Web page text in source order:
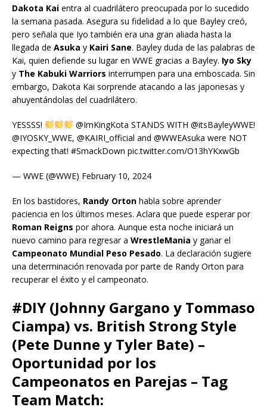
Dakota Kai entra al cuadrilátero preocupada por lo sucedido
la semana pasada. Asegura su fidelidad a lo que Bayley creó,
pero señala que Iyo también era una gran aliada hasta la
llegada de Asuka y Kairi Sane. Bayley duda de las palabras de
Kai, quien defiende su lugar en WWE gracias a Bayley. Iyo Sky
y The Kabuki Warriors interrumpen para una emboscada. Sin
embargo, Dakota Kai sorprende atacando a las japonesas y
ahuyentándolas del cuadrilátero.
YESSSS!
@ImKingKota STANDS WITH @itsBayleyWWE!
@IYOSKY_WWE, @KAIRI_official and @WWEAsuka were NOT
expecting that! #SmackDown pic.twitter.com/O13hYKxwGb
— WWE (@WWE) February 10, 2024
En los bastidores, Randy Orton habla sobre aprender
paciencia en los últimos meses. Aclara que puede esperar por
Roman Reigns por ahora. Aunque esta noche iniciará un
nuevo camino para regresar a WrestleMania y ganar el
Campeonato Mundial Peso Pesado. La declaración sugiere
una determinación renovada por parte de Randy Orton para
recuperar el éxito y el campeonato.
#DIY (Johnny Gargano y Tommaso
Ciampa) vs. British Strong Style
(Pete Dunne y Tyler Bate) –
Oportunidad por los
Campeonatos en Parejas – Tag
Team Match: